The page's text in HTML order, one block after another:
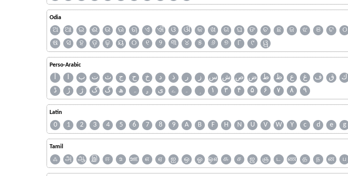
Odia
ଅ ଆ ଇ ଈ ଉ ଊ ଋ ଏ ଐ ଓ ଔ କ ଖ ଗ ଘ ଙ ଚ ଛ ଜ ଝ ଞ ଟ ଠ
ଷ
ସ ହ ଡ଼ ଢ଼ ୟ ୦ ୧ ୨ ୩ ୪ ୫ ୬ ୭ ୮ ୯ ୱ
Perso-Arabic
آ ا ب ت ث ج ح خ د ذ ر ز س ش ص ض ط ظ ع غ ف ق ك
ڈ
ڑ ژ ک گ ھ ہ ۄ ی ے ۔ ۱ ۳ ۴ ۵ ۶ ۷ ۸ ۹
Latin
0 1 2 3 4 5 6 7 8 9 A B F H N U V W Y c d e g
Tamil
ஃ அ ஆ இ ஈ உ ஊ எ ஏ ஐ ஒ ஓ ஔ க ச ஜ ஞ ட ண த ந ன ப